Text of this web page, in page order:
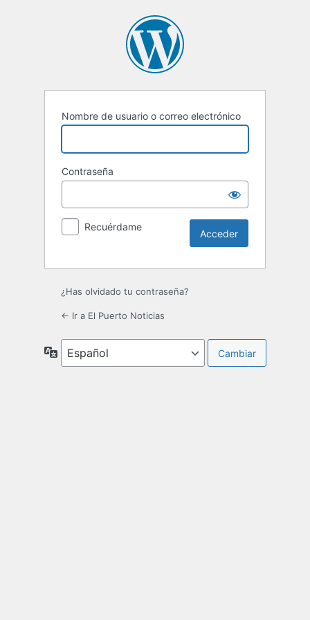
Nombre de usuario o correo electrónico
Contraseña
Recuérdame
¿Has olvidado tu contraseña?
← Ir a El Puerto Noticias
Idioma